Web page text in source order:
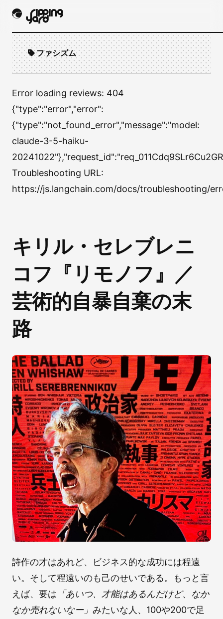
ファシズム
Error loading reviews: 404
{"type":"error","error":
{"type":"not_found_error","message":"model:
claude-3-5-haiku-
Troubleshooting URL:
https://js.langchain.com/docs/troubleshooting/
キリル・セレブレニ
コフ『リモノフ』／
芸術的自暴自棄の末
路
詩作の才はあれど、ビジネス的な成功には程遠
い。そして程遠いのも己のせいである。もっと言
えば、要は 「あいつ、才能はあるんだけど、なか
なか売れないなー」 みたいな人、100や200で足